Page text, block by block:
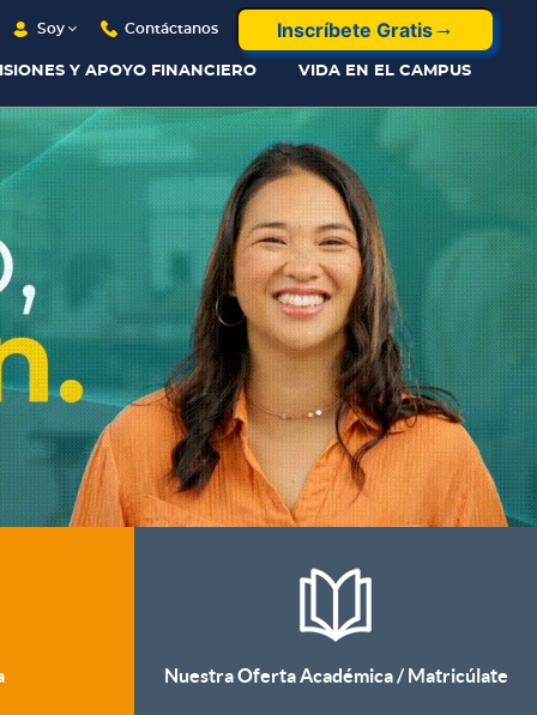
Soy Contáctanos Inscríbete Gratis
Y APOYO FINANCIERO VIDA EN EL CAMPUS
Nuestra Oferta Académica / Matricúlate